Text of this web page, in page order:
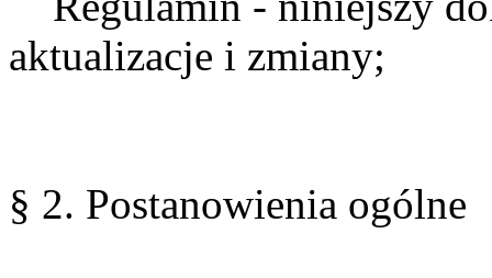
aktualizacje i zmiany;
§ 2. Postanowienia ogólne